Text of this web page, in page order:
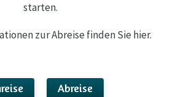
starten.
zur Abreise finden Sie hier.
Abreise